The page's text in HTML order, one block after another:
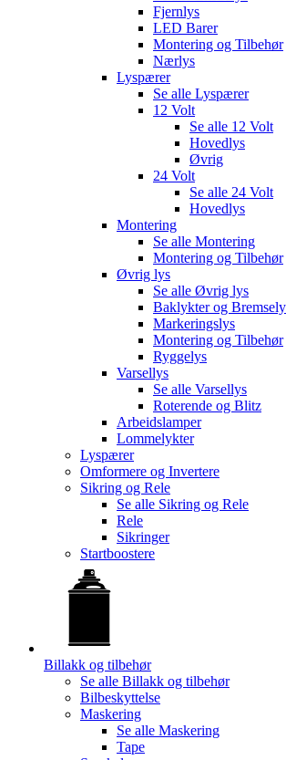
Fjernlys
LED Barer
Montering og Tilbehør
Nærlys
Lyspærer
Se alle Lyspærer
12 Volt
Se alle 12 Volt
Hovedlys
Øvrig
24 Volt
Se alle 24 Volt
Hovedlys
Montering
Se alle Montering
Montering og Tilbehør
Øvrig lys
Se alle Øvrig lys
Baklykter og
Markeringslys
Montering og Tilbehør
Ryggelys
Varsellys
Se alle Varsellys
Roterende og Blitz
Arbeidslamper
Lommelykter
Lyspærer
Omformere og Invertere
Sikring og Rele
Se alle Sikring og Rele
Rele
Sikringer
Startboostere
Billakk og tilbehør
Se alle Billakk og tilbehør
Bilbeskyttelse
Maskering
Se alle Maskering
Tape